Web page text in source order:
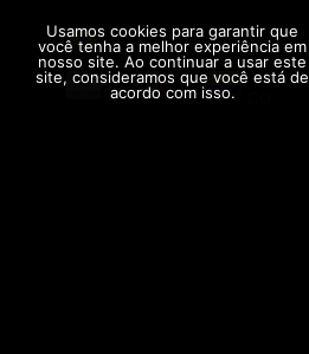
conteúdo
AR MX
Usamos cookies para garantir que
você tenha a melhor experiência em
nosso site. Ao continuar a usar este
site, consideramos que você está de
acordo com isso.